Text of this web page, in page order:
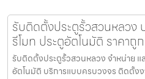
รับติดตั้งประตูรั้วสวนหลวง
รีโมท ประตูอัตโนมัติ ราคาถูก
รับติดตั้งประตูรั้วสวนหลวง จำหน่าย แ
อัตโนมัติ บริการแบบครบวงจร ติดตั้ง